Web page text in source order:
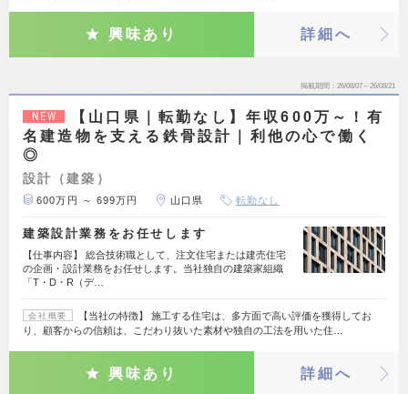
興味あり 詳細へ
掲載期間 26/08/07～26/08/21
NEW
【山口県｜転勤なし】年収600万～！有
名建造物を支える鉄骨設計｜利他の心で働く
◎
設計（建築）
600万円 ～ 699万円 山口県 転勤なし
建築設計業務をお任せします
【仕事内容】 総合技術職として、注文住宅または建売住宅
の企画・設計業務をお任せします。当社独自の建築家組織
「T・D・R（デ…
会社概要
【当社の特徴】 施工する住宅は、多方面で高い評価を獲得してお
り、顧客からの信頼は、こだわり抜いた素材や独自の工法を用いた住…
興味あり 詳細へ